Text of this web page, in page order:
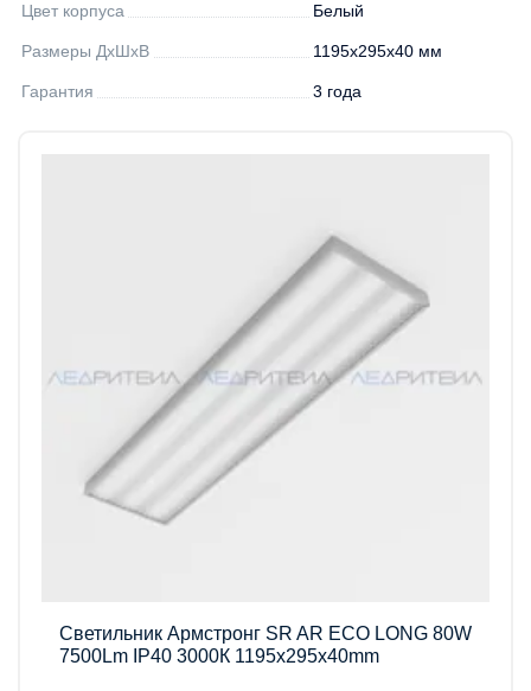
Цвет корпуса Белый
Размеры ДхШхВ 1195х295х40 мм
Гарантия 3 года
Светильник Армстронг SR AR ECO LONG 80W
7500Lm IP40 3000К 1195x295x40mm